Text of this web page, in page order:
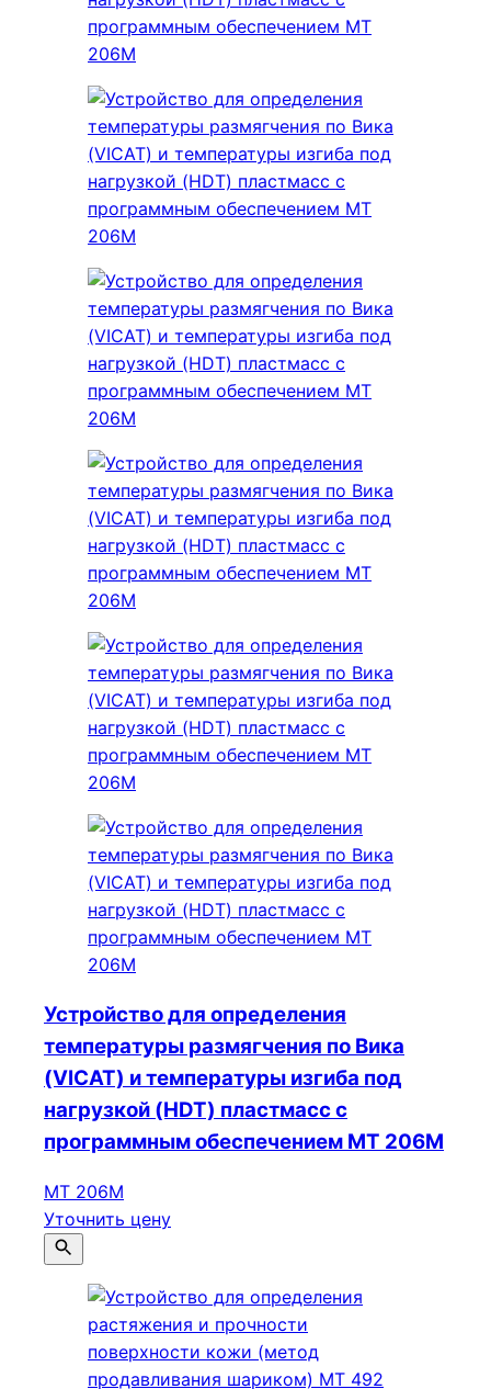
Устройство для определения
температуры размягчения по Вика
(VICAT) и температуры изгиба под
нагрузкой (HDT) пластмасс с
программным обеспечением МТ 206М
МТ 206М
Уточнить цену